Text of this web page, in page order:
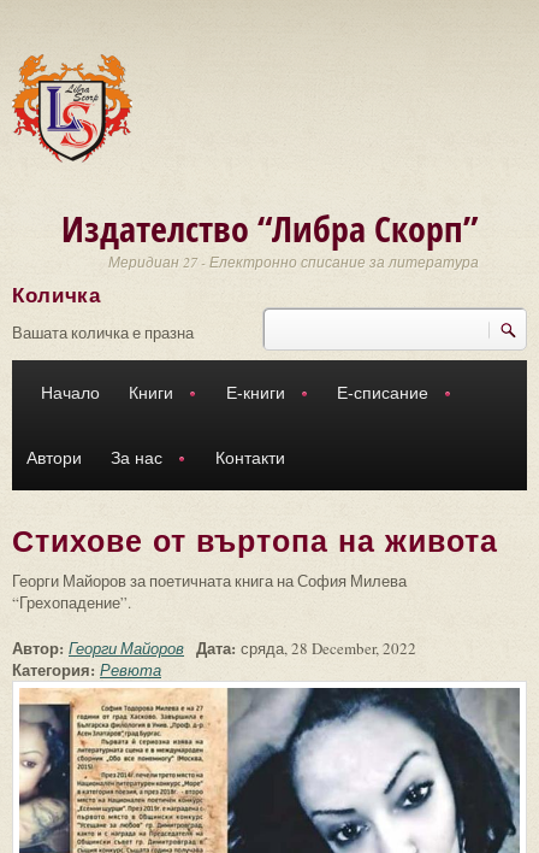
Издателство “Либра Скорп”
Меридиан 27 - Електронно списание за литература
Търси
Количка
Вашата количка е празна
Начало Книги Е-книги Е-списание
Автори За нас Контакти
Стихове от въртопа на живота
Георги Майоров за поетичната книга на София Милева
“Грехопадение”.
Автор: Георги Майоров Дата: сряда, 28 December, 2022
Категория: Ревюта